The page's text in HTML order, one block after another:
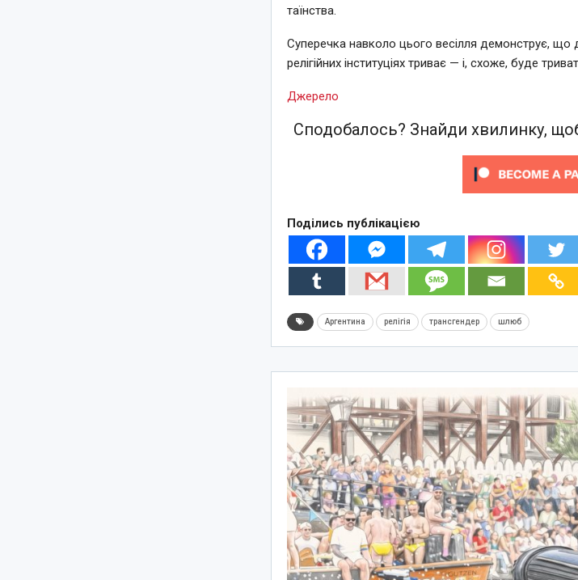
таїнства.
Суперечка навколо цього весілля демонструє,
релігійних інституціях триває — і, схоже, буде
Джерело
Сподобалось? Знайди хвилинку,
Поділись публікацією
Аргентина релігія трансгендер шлюб